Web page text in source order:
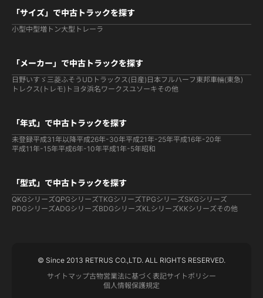
「サイズ」で中古トラックを探す
小型中型増トン大型 トレーラ
「メーカー」で中古トラックを探す
日野いすゞ 三菱ふそう UDトラックス(日産) 日本フルハーフ 東邦車輛(東急)
トレクス(トレモ) トヨタ浜名ワークスユソーキその他
「年式」で中古トラックを探す
未登録平成31年以降平成26年-30年平成21年-25年平成16年-20年
平成11年-15年平成6年-10年平成1年-5年昭和
「型式」で中古トラックを探す
QKGシリーズQPGシリーズTKGシリーズTPGシリーズSKGシリーズ
PDGシリーズADGシリーズBDGシリーズKLシリーズKKシリーズその他
© Since 2013 RETRUS CO.,LTD. ALL RIGHTS RESERVED.
サイトマップ古物営業法に基づく表記サイトポリシー
個人情報保護規定